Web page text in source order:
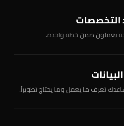
التخصصات
يعملون ضمن خطة واحدة.
تعرف ما يعمل وما يحتاج تطويراً.